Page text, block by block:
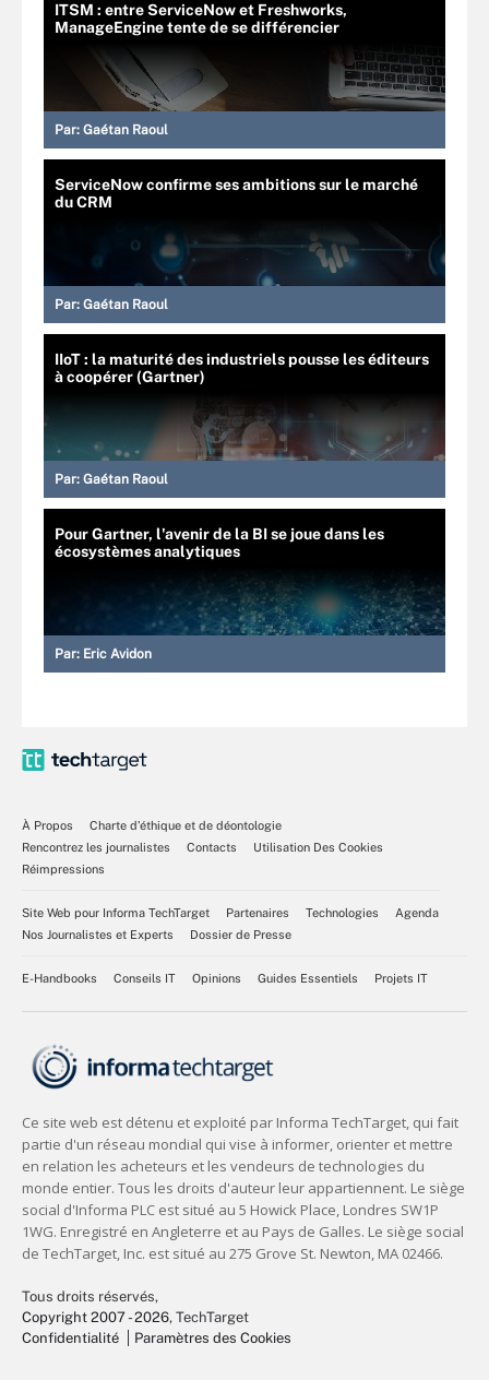
ITSM : entre ServiceNow et Freshworks,
ManageEngine tente de se différencier
Par: Gaétan Raoul
ServiceNow confirme ses ambitions sur le marché
du CRM
Par: Gaétan Raoul
IIoT : la maturité des industriels pousse les éditeurs
à coopérer (Gartner)
Par: Gaétan Raoul
Pour Gartner, l'avenir de la BI se joue dans les
écosystèmes analytiques
Par: Eric Avidon
À Propos
Charte d’éthique et de déontologie
Rencontrez les journalistes
Contacts
Utilisation Des Cookies
Réimpressions
Site Web pour Informa TechTarget Partenaires Technologies
Agenda
Nos Journalistes et Experts
Dossier de Presse
E-Handbooks Conseils IT Opinions Guides Essentiels Projets IT
Tous droits réservés,
Copyright 2007 - 2026, TechTarget
Confidentialité
Paramètres des Cookies